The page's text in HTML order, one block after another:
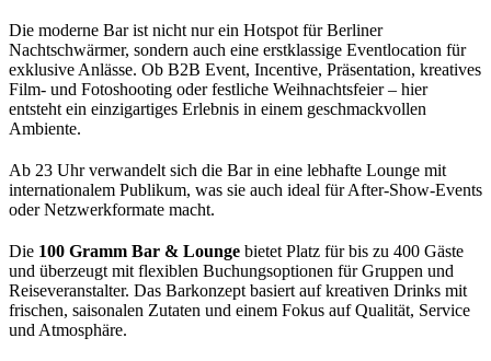
Die moderne Bar ist nicht nur ein Hotspot für Berliner
Nachtschwärmer, sondern auch eine erstklassige Eventlocation für
exklusive Anlässe. Ob B2B Event, Incentive, Präsentation, kreatives
Film- und Fotoshooting oder festliche Weihnachtsfeier – hier
entsteht ein einzigartiges Erlebnis in einem geschmackvollen
Ambiente.
Ab 23 Uhr verwandelt sich die Bar in eine lebhafte Lounge mit
internationalem Publikum, was sie auch ideal für After-Show-Events
oder Netzwerkformate macht.
Die 100 Gramm Bar & Lounge bietet Platz für bis zu 400 Gäste
und überzeugt mit flexiblen Buchungsoptionen für Gruppen und
Reiseveranstalter. Das Barkonzept basiert auf kreativen Drinks mit
frischen, saisonalen Zutaten und einem Fokus auf Qualität, Service
und Atmosphäre.